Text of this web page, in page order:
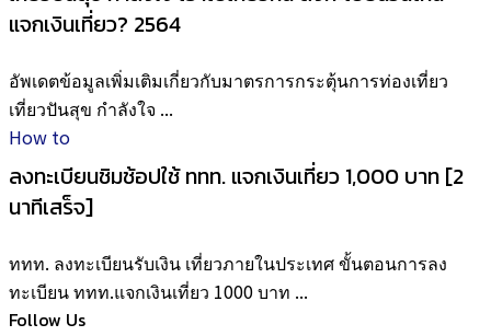
แจกเงินเที่ยว? 2564
อัพเดตข้อมูลเพิ่มเติมเกี่ยวกับมาตรการกระตุ้นการท่องเที่ยว
เที่ยวปันสุข กำลังใจ ...
How to
ลงทะเบียนชิมช้อปใช้ ททท. แจกเงินเที่ยว 1,000 บาท [2
นาทีเสร็จ]
ททท. ลงทะเบียนรับเงิน เที่ยวภายในประเทศ ขั้นตอนการลง
ทะเบียน ททท.แจกเงินเที่ยว 1000 บาท ...
Follow Us